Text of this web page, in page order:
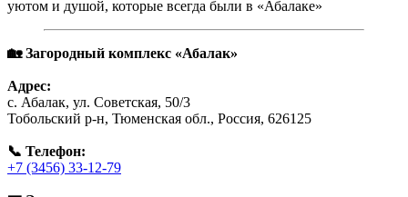
уютом и душой, которые всегда были в «Абалаке»
🏡 Загородный комплекс «Абалак»
Адрес:
с. Абалак, ул. Советская, 50/3
Тобольский р-н, Тюменская обл., Россия, 626125
📞 Телефон:
+7 (3456) 33-12-79